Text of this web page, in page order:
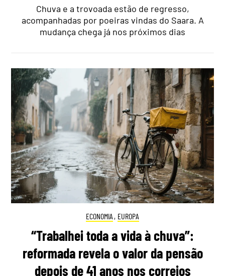
Chuva e a trovoada estão de regresso,
acompanhadas por poeiras vindas do Saara. A
mudança chega já nos próximos dias
ECONOMIA , EUROPA
“Trabalhei toda a vida à chuva”:
reformada revela o valor da pensão
depois de 41 anos nos correios